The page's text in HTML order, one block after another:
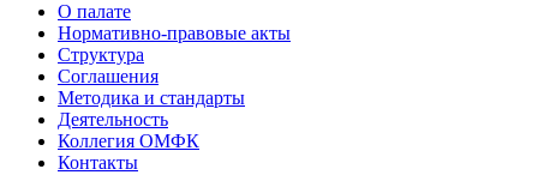
О палате
Нормативно-правовые акты
Структура
Соглашения
Методика и стандарты
Деятельность
Коллегия ОМФК
Контакты